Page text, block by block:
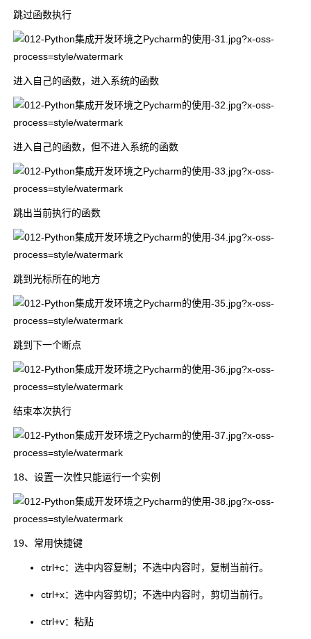
跳过函数执行
进入自己的函数，进入系统的函数
进入自己的函数，但不进入系统的函数
跳出当前执行的函数
跳到光标所在的地方
跳到下一个断点
结束本次执行
18、设置一次性只能运行一个实例
19、常用快捷键
ctrl+c：选中内容复制；不选中内容时，复制当前行。
ctrl+x：选中内容剪切；不选中内容时，剪切当前行。
ctrl+v：粘贴